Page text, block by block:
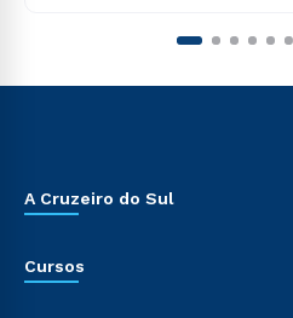
A Cruzeiro do Sul
Cursos